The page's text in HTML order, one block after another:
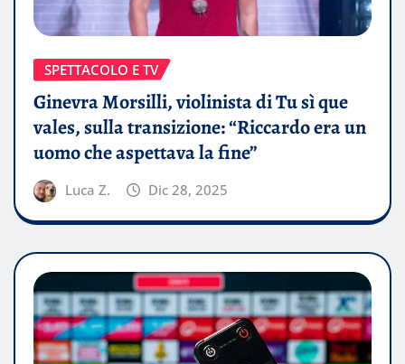
SPETTACOLO E TV
Ginevra Morsilli, violinista di Tu sì que
vales, sulla transizione: “Riccardo era un
uomo che aspettava la fine”
Luca Z. Dic 28, 2025